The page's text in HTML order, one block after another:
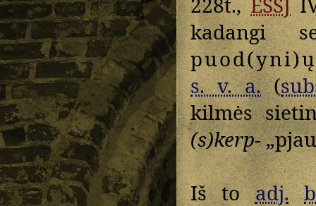
kadangi
puod(yni)ų
s. v. a.(
kilmės
(s)kerp-
Iš toadj.